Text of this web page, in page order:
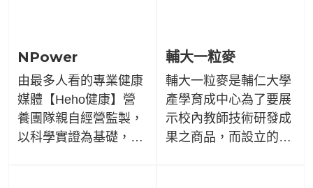
NPower
由最多人看的專業健康
媒體【Heho健康】營
養團隊親自經營監製，
以科學實證為基礎，活
輔大一粒麥
輔大一粒麥是輔仁大學
產學育成中心為了要展
示校內教師技術研發成
果之商品，而設立的